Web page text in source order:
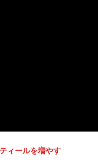
ィールを増やす